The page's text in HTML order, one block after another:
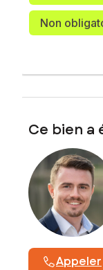
Non
Ce bien a
Appeler